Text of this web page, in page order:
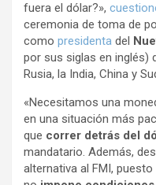
fuera el dólar?»,
ceremonia de toma de
como presidenta del
por sus siglas en inglés)
Rusia, la India, China y
«Necesitamos una
en una situación más
que correr detrás del
mandatario. Además,
alternativa al FMI,